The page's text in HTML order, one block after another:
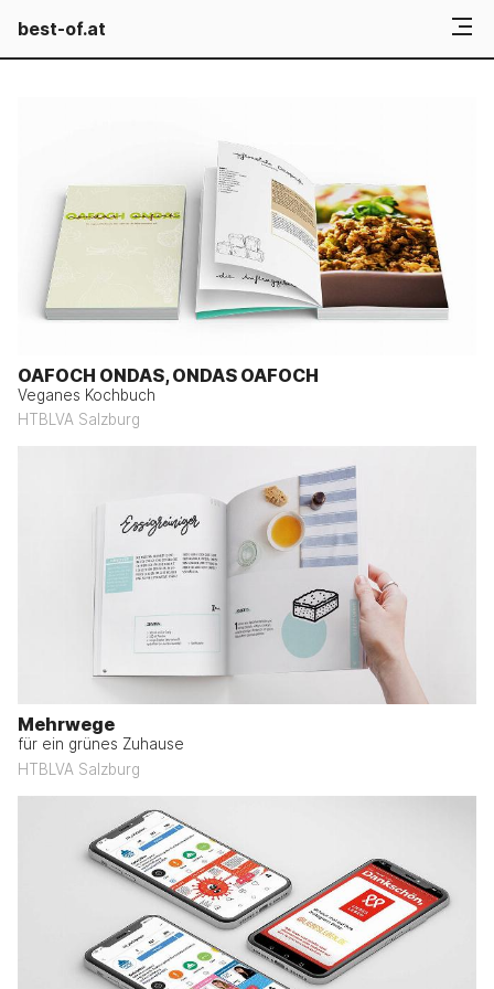
best-of.at
OAFOCH ONDAS, ONDAS OAFOCH
Veganes Kochbuch
HTBLVA Salzburg
Mehrwege
für ein grünes Zuhause
HTBLVA Salzburg